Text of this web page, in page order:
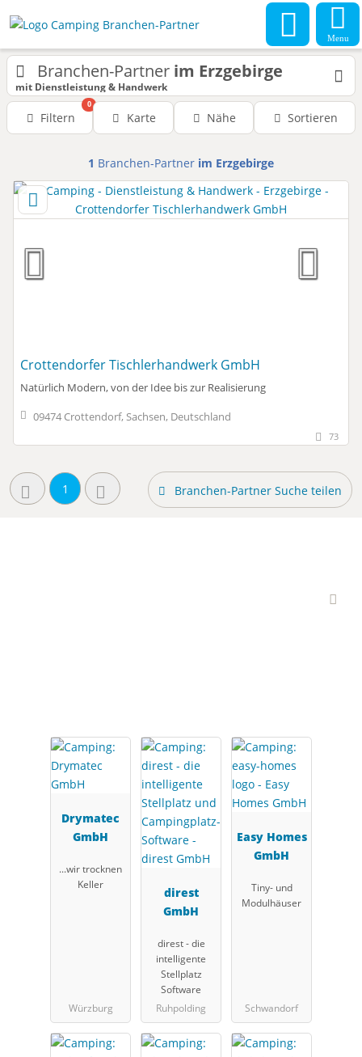
Menu
Branchen-Partner im Erzgebirge
mit Dienstleistung & Handwerk
Filtern
0
Karte Nähe Sortieren
1 Branchen-Partner im Erzgebirge
Crottendorfer Tischlerhandwerk GmbH
Natürlich Modern, von der Idee bis zur Realisierung
09474 Crottendorf, Sachsen, Deutschland
73
1 Branchen-Partner Suche teilen
Drymatec
GmbH
...wir trocknen
Keller
Würzburg
direst
GmbH
direst - die
intelligente
Stellplatz
Software
Ruhpolding
Easy Homes
GmbH
Tiny- und
Modulhäuser
Schwandorf